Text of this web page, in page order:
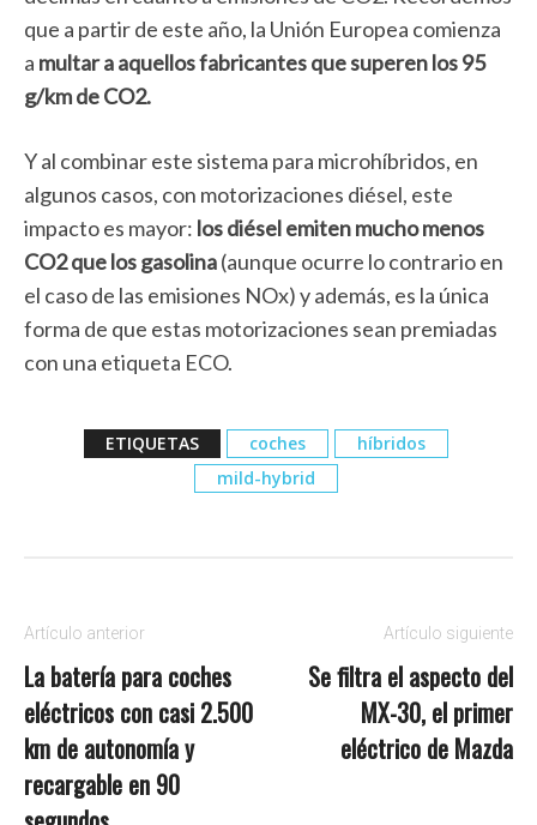
que a partir de este año, la Unión Europea comienza
a multar a aquellos fabricantes que superen los 95
g/km de CO2.
Y al combinar este sistema para microhíbridos, en
algunos casos, con motorizaciones diésel, este
impacto es mayor: los diésel emiten mucho menos
CO2 que los gasolina(aunque ocurre lo contrario en
el caso de las emisiones NOx) y además, es la única
forma de que estas motorizaciones sean premiadas
con una etiqueta ECO.
ETIQUETAS coches
híbridos
mild-hybrid
Artículo anterior
La batería para coches
eléctricos con casi 2.500
km de autonomía y
recargable en 90
Artículo siguiente
Se filtra el aspecto del
MX-30, el primer
eléctrico de Mazda